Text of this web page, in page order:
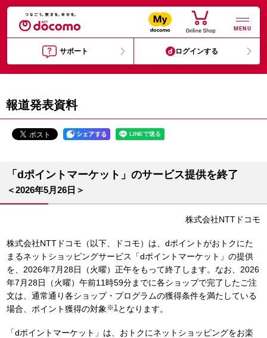
MENU
サポート ログインする
報道発表資料
「dポイントマーケット」のサービス提供を終了
＜2026年5月26日＞
株式会社NTTドコモ
株式会社NTTドコモ（以下、ドコモ）は、dポイントがおトクにた
まるネットショッピングサービス「dポイントマーケット」の提供
を、2026年7月28日（火曜）正午をもって終了します。なお、2026
年7月28日（火曜）午前11時59分までに各ショップで完了したご注
文は、通常通り各ショップ・プログラムの獲得条件を満たしている
場合、ポイント獲得の対象 ※1 となります。
「dポイントマーケット」は、おトクにネットショッピングをお楽